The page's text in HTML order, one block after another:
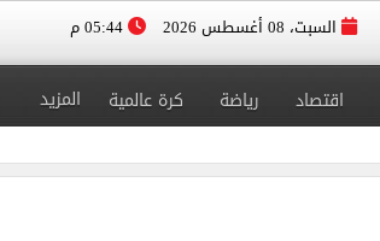
السبت، 08 أغسطس 2026
اقتصاد رياضة كرة عالمية المزيد